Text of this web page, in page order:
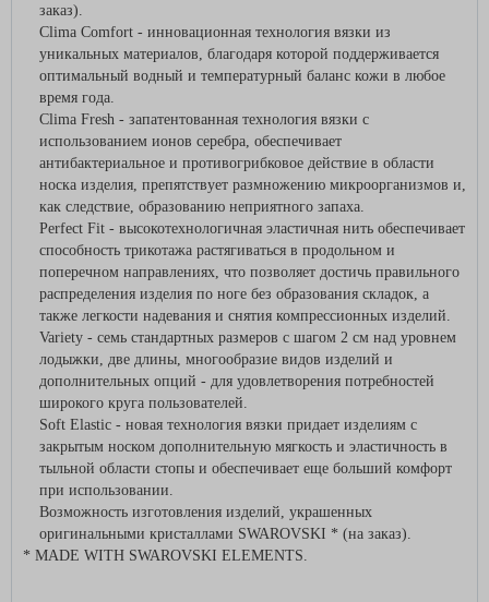
заказ).
Clima Comfort - инновационная технология вязки из
уникальных материалов, благодаря которой поддерживается
оптимальный водный и температурный баланс кожи в любое
время года.
Clima Fresh - запатентованная технология вязки с
использованием ионов серебра, обеспечивает
антибактериальное и противогрибковое действие в области
носка изделия, препятствует размножению микроорганизмов и,
как следствие, образованию неприятного запаха.
Perfect Fit - высокотехнологичная эластичная нить обеспечивает
способность трикотажа растягиваться в продольном и
поперечном направлениях, что позволяет достичь правильного
распределения изделия по ноге без образования складок, а
также легкости надевания и снятия компрессионных изделий.
Variety - семь стандартных размеров с шагом 2 см над уровнем
лодыжки, две длины, многообразие видов изделий и
дополнительных опций - для удовлетворения потребностей
широкого круга пользователей.
Soft Elastic - новая технология вязки придает изделиям с
закрытым носком дополнительную мягкость и эластичность в
тыльной области стопы и обеспечивает еще больший комфорт
при использовании.
Возможность изготовления изделий, украшенных
оригинальными кристаллами SWAROVSKI * (на заказ).
* MADE WITH SWAROVSKI ELEMENTS.